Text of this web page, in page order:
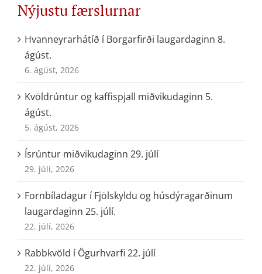
Nýjustu færslurnar
Hvanneyrarhátíð í Borgarfirði laugardaginn 8.
ágúst.
6. ágúst, 2026
Kvöldrúntur og kaffispjall miðvikudaginn 5.
ágúst.
5. ágúst, 2026
Ísrúntur miðvikudaginn 29. júlí
29. júlí, 2026
Fornbíladagur í Fjölskyldu og húsdýragarðinum
laugardaginn 25. júlí.
22. júlí, 2026
Rabbkvöld í Ögurhvarfi 22. júlí
22. júlí, 2026